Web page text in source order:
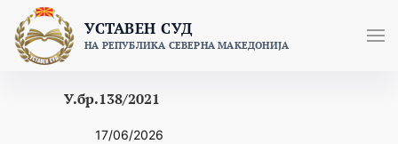
content
УСТАВЕН СУД
НА РЕПУБЛИКА СЕВЕРНА МАКЕДОНИЈА
У.бр.138/2021
17/06/2026